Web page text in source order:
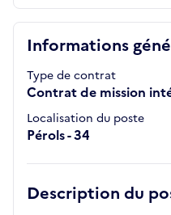
Informations
Type de contrat
Contrat de mission
Localisation du poste
Pérols - 34
Description du